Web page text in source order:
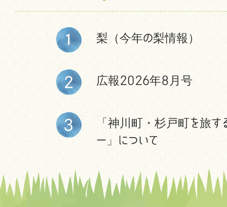
梨（今年の梨情報）
広報2026年8月号
「神川町・杉戸町を旅す
ー」について